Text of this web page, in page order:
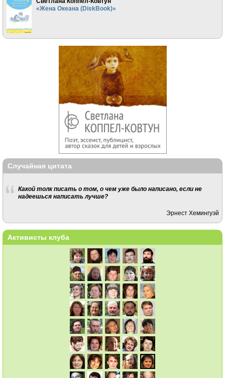
«Жена Океана (DiskBook)»
Случайная цитата
Какой толк писать о том, о чем уже было написано, если не
надеешься написать лучше?
Эрнест Хемингуэй
Активисты клуба